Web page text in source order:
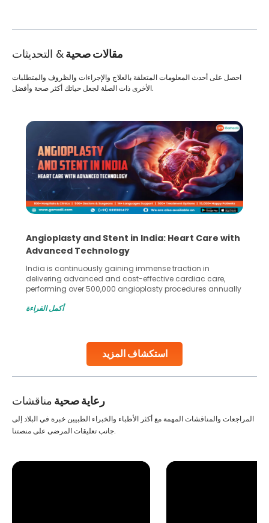
مقالات صحية& التحديثات
استكشاف المزيد
احصل على أحدث المعلومات المتعلقة بالعلاج والإجراءات والظروف والمتطلبات
الأخرى ذات الصلة لجعل حياتك أكثر صحة وأفضل.
Angioplasty and Stent in India: Heart Care with
Advanced Technology
India is continuously gaining immense traction in
delivering advanced and cost-effective cardiac care,
performing over 500,000 angioplasty procedures annually
globe are searching for treatments like angioplasty and
Studies, such as one published
أكمل القراءة
رعاية صحية مناقشات
المراجعات والمناقشات المهمة مع أكثر الأطباء والخبراء الطبيين خبرة في البلاد إلى
جانب تعليقات المرضى على منصتنا.